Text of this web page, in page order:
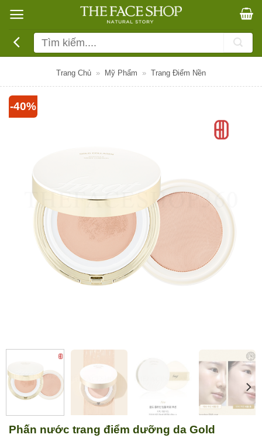
qua
dung
Tìm
kiếm:
Trang Chủ » Mỹ Phẩm » Trang Điểm Nền
-40%
Phấn nước trang điểm dưỡng da Gold